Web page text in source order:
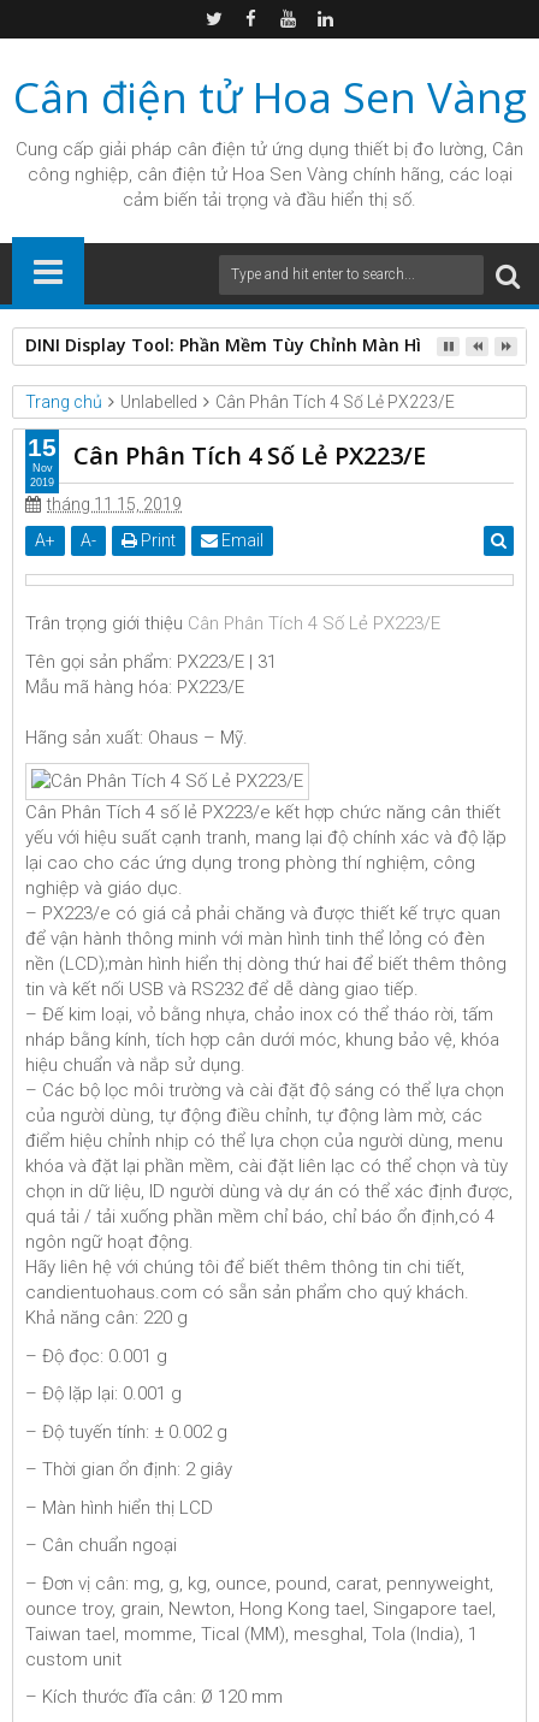
Cân điện tử Hoa Sen Vàng
Cung cấp giải pháp cân điện tử ứng dụng thiết bị đo lường, Cân
công nghiệp, cân điện tử Hoa Sen Vàng chính hãng, các loại
cảm biến tải trọng và đầu hiển thị số.
DINI Display Tool: Phần Mềm Tùy Chỉnh Màn Hình Nhanh
Trang chủ Unlabelled Cân Phân Tích 4 Số Lẻ PX223/E
Cân Phân Tích 4 Số Lẻ PX223/E
tháng 11 15, 2019
A+ A- Print Email
Trân trọng giới thiệu Cân Phân Tích 4 Số Lẻ PX223/E
Tên gọi sản phẩm: PX223/E | 31
Mẫu mã hàng hóa: PX223/E
Hãng sản xuất: Ohaus – Mỹ.
Cân Phân Tích 4 số lẻ PX223/e kết hợp chức năng cân thiết
yếu với hiệu suất cạnh tranh, mang lại độ chính xác và độ lặp
lại cao cho các ứng dụng trong phòng thí nghiệm, công
nghiệp và giáo dục.
– PX223/e có giá cả phải chăng và được thiết kế trực quan
để vận hành thông minh với màn hình tinh thể lỏng có đèn
nền (LCD);màn hình hiển thị dòng thứ hai để biết thêm thông
tin và kết nối USB và RS232 để dễ dàng giao tiếp.
– Đế kim loại, vỏ bằng nhựa, chảo inox có thể tháo rời, tấm
nháp bằng kính, tích hợp cân dưới móc, khung bảo vệ, khóa
hiệu chuẩn và nắp sử dụng.
– Các bộ lọc môi trường và cài đặt độ sáng có thể lựa chọn
của người dùng, tự động điều chỉnh, tự động làm mờ, các
điểm hiệu chỉnh nhịp có thể lựa chọn của người dùng, menu
khóa và đặt lại phần mềm, cài đặt liên lạc có thể chọn và tùy
chọn in dữ liệu, ID người dùng và dự án có thể xác định được,
quá tải / tải xuống phần mềm chỉ báo, chỉ báo ổn định,có 4
ngôn ngữ hoạt động.
Hãy liên hệ với chúng tôi để biết thêm thông tin chi tiết,
candientuohaus.com có sẵn sản phẩm cho quý khách.
Khả năng cân: 220 g
– Độ đọc: 0.001 g
– Độ lặp lại: 0.001 g
– Độ tuyến tính: ± 0.002 g
– Thời gian ổn định: 2 giây
– Màn hình hiển thị LCD
– Cân chuẩn ngoại
– Đơn vị cân: mg, g, kg, ounce, pound, carat, pennyweight,
ounce troy, grain, Newton, Hong Kong tael, Singapore tael,
Taiwan tael, momme, Tical (MM), mesghal, Tola (India), 1
custom unit
– Kích thước đĩa cân: Ø 120 mm
15
Nov
2019